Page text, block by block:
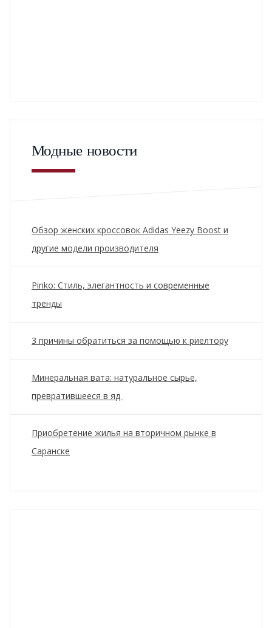
Модные новости
Обзор женских кроссовок Adidas Yeezy Boost и
другие модели производителя
Pinko: Стиль, элегантность и современные
тренды
3 причины обратиться за помощью к риелтору
Минеральная вата: натуральное сырье,
превратившееся в яд
Приобретение жилья на вторичном рынке в
Саранске